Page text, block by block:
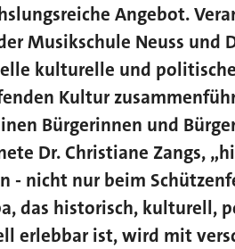
Angebot.
Musikschule Neuss und
kulturelle und
Kultur
Bürgerinnen und
Dr. Christiane Zangs,
- nicht nur beim
das historisch, kulturell,
erlebbar ist, wird mit